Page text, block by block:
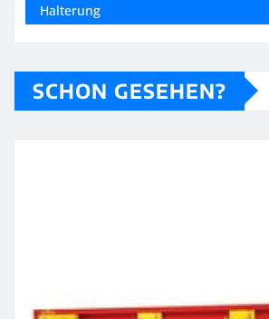
Halterung
SCHON GESEHEN?